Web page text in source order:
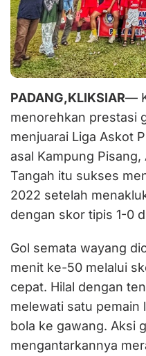
PADANG,KLIKSIAR—
menorehkan prestasi
menjuarai Liga Askot
asal Kampung Pisang,
Tangah itu sukses
2022 setelah
dengan skor tipis 1-0
Gol semata wayang
menit ke-50 melalui
cepat. Hilal dengan
melewati satu pemain
bola ke gawang. Aksi
mengantarkannya